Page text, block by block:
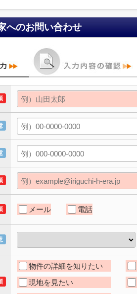
へのお問い合わせ
メール 電話
物件の詳細を知りたい
現地を見たい